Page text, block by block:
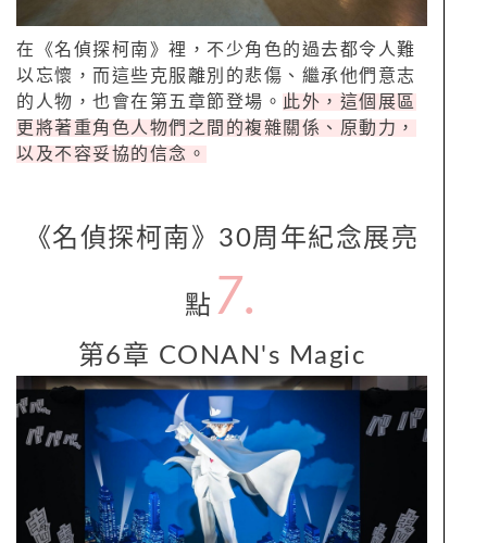
在《名偵探柯南》裡，不少角色的過去都令人難
以忘懷，而這些克服離別的悲傷、繼承他們意志
的人物，也會在第五章節登場。 此外，這個展區
更將著重角色人物們之間的複雜關係、原動力，
以及不容妥協的信念。
《名偵探柯南》30周年紀念展亮
點 7.
第6章 CONAN's Magic